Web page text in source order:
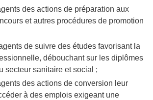
des actions de préparation aux
et autres procédures de promotion
de suivre des études favorisant la
débouchant sur les diplômes
secteur sanitaire et social ;
des actions de conversion leur
à des emplois exigeant une